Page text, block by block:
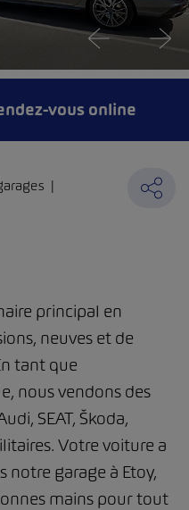
principal en
neuves et de
tant que
nous vendons des
SEAT, Škoda,
Votre voiture a
notre garage à Etoy,
mains pour tout
vous online